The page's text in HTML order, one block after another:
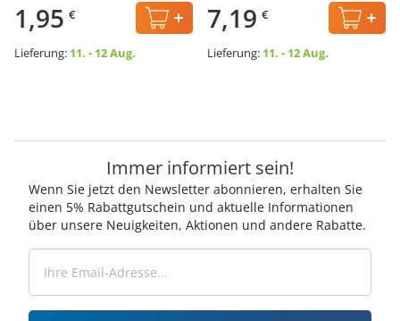
1,95 €
Lieferung: 11. - 12 Aug.
7,19 €
Lieferung: 11. - 12 Aug.
Immer informiert sein!
Wenn Sie jetzt den Newsletter abonnieren, erhalten Sie
einen 5% Rabattgutschein und aktuelle Informationen
über unsere Neuigkeiten, Aktionen und andere Rabatte.